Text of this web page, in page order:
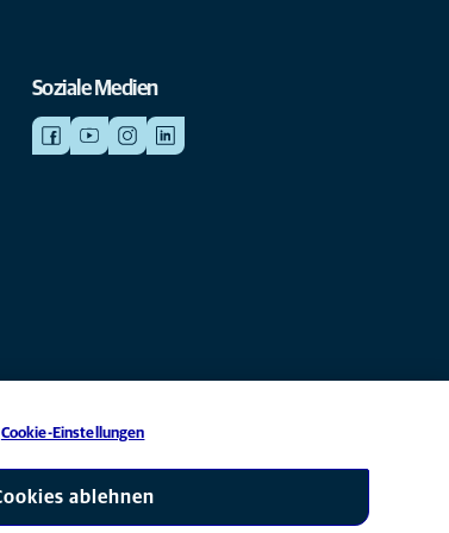
Soziale Medien
Mars, Inc © 2026
Cookie-Einstellungen
ablehnen